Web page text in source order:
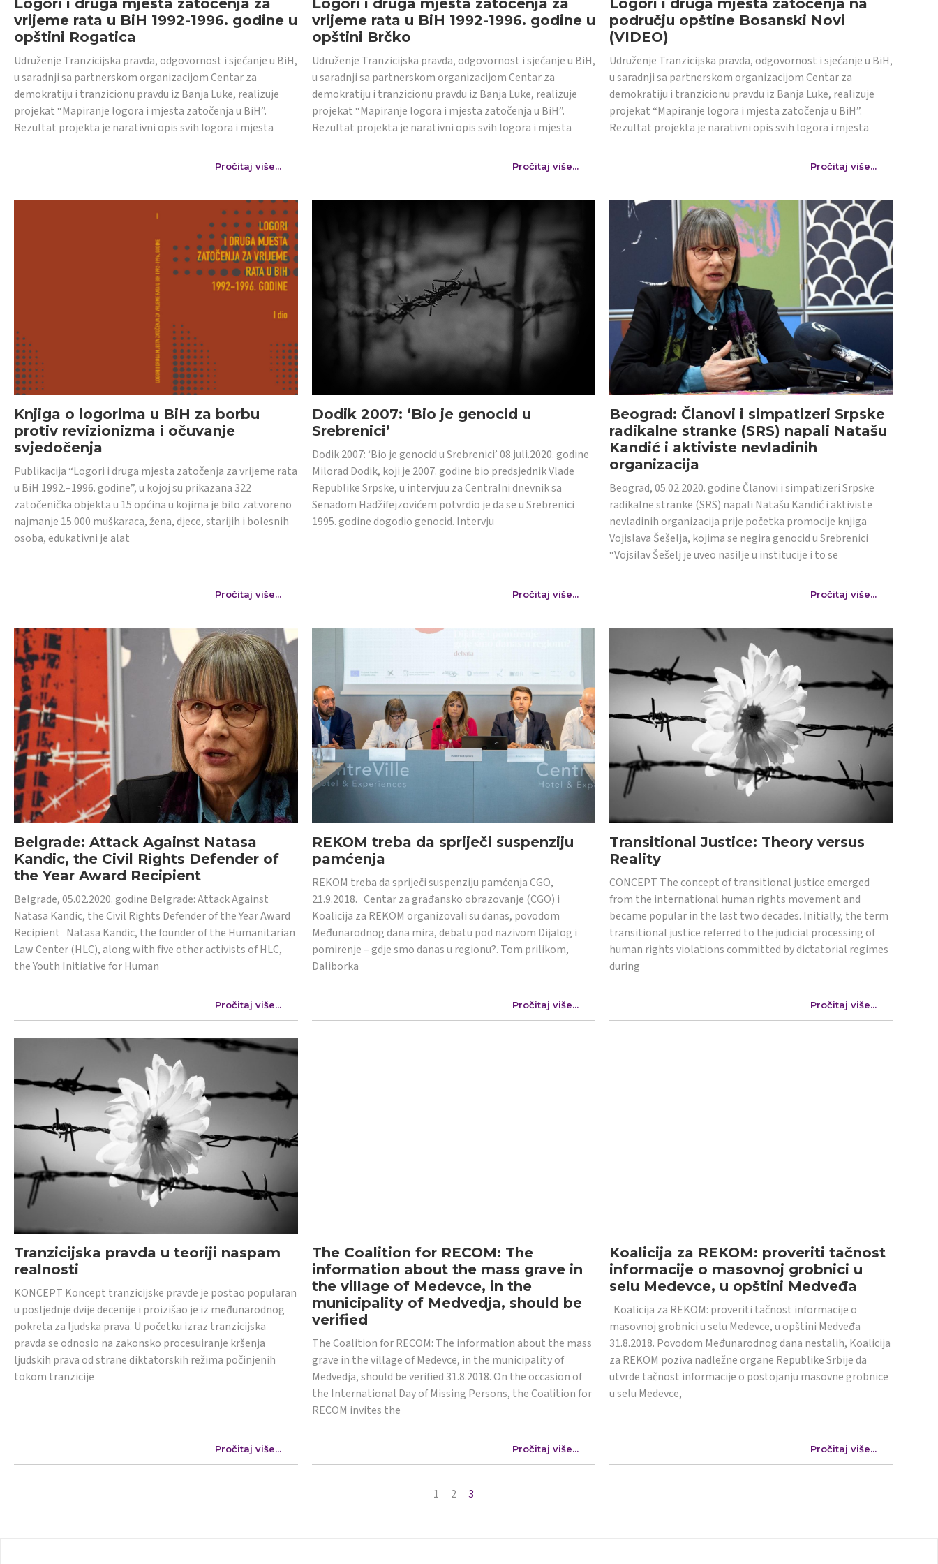
vrijeme rata u BiH 1992-1996. godine u
opštini Rogatica
Udruženje Tranzicijska pravda, odgovornost i sjećanje u BiH,
u saradnji sa partnerskom organizacijom Centar za
demokratiju i tranzicionu pravdu iz Banja Luke, realizuje
projekat “Mapiranje logora i mjesta zatočenja u BiH”.
Rezultat projekta je narativni opis svih logora i mjesta
Pročitaj više...
vrijeme rata u BiH 1992-1996. godine u
opštini Brčko
Udruženje Tranzicijska pravda, odgovornost i sjećanje u BiH,
u saradnji sa partnerskom organizacijom Centar za
demokratiju i tranzicionu pravdu iz Banja Luke, realizuje
projekat “Mapiranje logora i mjesta zatočenja u BiH”.
Rezultat projekta je narativni opis svih logora i mjesta
Pročitaj više...
području opštine Bosanski Novi
(VIDEO)
Udruženje Tranzicijska pravda, odgovornost i sjećanje u BiH,
u saradnji sa partnerskom organizacijom Centar za
demokratiju i tranzicionu pravdu iz Banja Luke, realizuje
projekat “Mapiranje logora i mjesta zatočenja u BiH”.
Rezultat projekta je narativni opis svih logora i mjesta
Pročitaj više...
Knjiga o logorima u BiH za borbu
protiv revizionizma i očuvanje
svjedočenja
Publikacija “Logori i druga mjesta zatočenja za vrijeme rata
u BiH 1992.–1996. godine”, u kojoj su prikazana 322
zatočenička objekta u 15 općina u kojima je bilo zatvoreno
najmanje 15.000 muškaraca, žena, djece, starijih i bolesnih
osoba, edukativni je alat
Pročitaj više...
Dodik 2007: ‘Bio je genocid u
Srebrenici’
Dodik 2007: ‘Bio je genocid u Srebrenici’ 08.juli.2020. godine
Milorad Dodik, koji je 2007. godine bio predsjednik Vlade
Republike Srpske, u intervjuu za Centralni dnevnik sa
Senadom Hadžifejzovićem potvrdio je da se u Srebrenici
1995. godine dogodio genocid. Intervju
Pročitaj više...
Beograd: Članovi i simpatizeri Srpske
radikalne stranke (SRS) napali Natašu
Kandić i aktiviste nevladinih
organizacija
Beograd, 05.02.2020. godine Članovi i simpatizeri Srpske
radikalne stranke (SRS) napali Natašu Kandić i aktiviste
nevladinih organizacija prije početka promocije knjiga
Vojislava Šešelja, kojima se negira genocid u Srebrenici
“Vojsilav Šešelj je uveo nasilje u institucije i to se
Pročitaj više...
Belgrade: Attack Against Natasa
Kandic, the Civil Rights Defender of
the Year Award Recipient
Belgrade, 05.02.2020. godine Belgrade: Attack Against
Natasa Kandic, the Civil Rights Defender of the Year Award
Recipient Natasa Kandic, the founder of the Humanitarian
Law Center (HLC), along with five other activists of HLC,
the Youth Initiative for Human
Pročitaj više...
REKOM treba da spriječi suspenziju
pamćenja
REKOM treba da spriječi suspenziju pamćenja CGO,
21.9.2018. Centar za građansko obrazovanje (CGO) i
Koalicija za REKOM organizovali su danas, povodom
Međunarodnog dana mira, debatu pod nazivom Dijalog i
pomirenje – gdje smo danas u regionu?. Tom prilikom,
Daliborka
Pročitaj više...
Transitional Justice: Theory versus
Reality
CONCEPT The concept of transitional justice emerged
from the international human rights movement and
became popular in the last two decades. Initially, the term
transitional justice referred to the judicial processing of
human rights violations committed by dictatorial regimes
during
Pročitaj više...
Tranzicijska pravda u teoriji naspam
realnosti
KONCEPT Koncept tranzicijske pravde je postao popularan
u posljednje dvije decenije i proizišao je iz međunarodnog
pokreta za ljudska prava. U početku izraz tranzicijska
pravda se odnosio na zakonsko procesuiranje kršenja
ljudskih prava od strane diktatorskih režima počinjenih
tokom tranzicije
Pročitaj više...
The Coalition for RECOM: The
information about the mass grave in
the village of Medevce, in the
municipality of Medvedja, should be
verified
The Coalition for RECOM: The information about the mass
grave in the village of Medevce, in the municipality of
Medvedja, should be verified 31.8.2018. On the occasion of
the International Day of Missing Persons, the Coalition for
RECOM invites the
Pročitaj više...
Koalicija za REKOM: proveriti tačnost
informacije o masovnoj grobnici u
selu Medevce, u opštini Medveđa
Koalicija za REKOM: proveriti tačnost informacije o
masovnoj grobnici u selu Medevce, u opštini Medveđa
31.8.2018. Povodom Međunarodnog dana nestalih, Koalicija
za REKOM poziva nadležne organe Republike Srbije da
utvrde tačnost informacije o postojanju masovne grobnice
u selu Medevce,
Pročitaj više...
1 2 3